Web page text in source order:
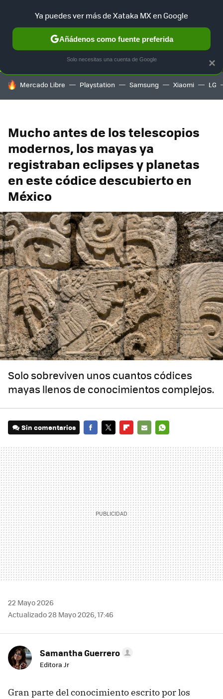
SELECCIÓN GAMING HOME AUTO TERRITORIO
HOY SE HABLA DE
Mercado Libre Playstation Samsung Xiaomi LG
Mucho antes de los telescopios
modernos, los mayas ya
registraban eclipses y planetas
en este códice descubierto en
México
Solo sobreviven unos cuantos códices
mayas llenos de conocimientos complejos.
Sin comentarios
MAIL
22 Mayo 2026
Actualizado 28 Mayo 2026, 17:46
Samantha Guerrero
Editora Jr
Gran parte del conocimiento escrito por los
×
Ya puedes ver más de Xataka MX en Google
Añádenos como fuente preferida
Solo necesitas una cuenta de Google